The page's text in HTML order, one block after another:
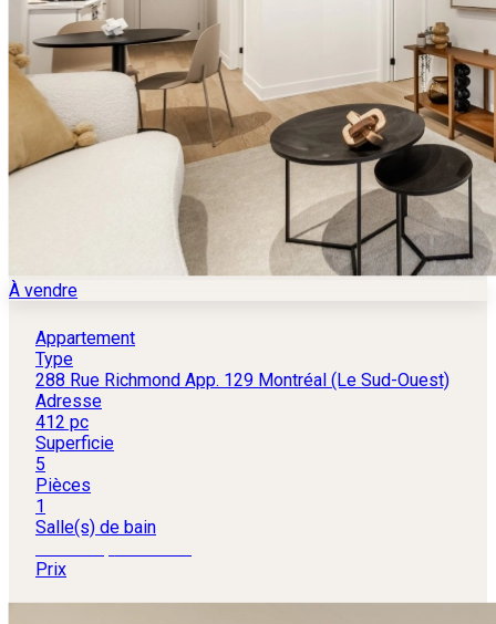
À vendre
Appartement
Type
288 Rue Richmond App. 129 Montréal (Le Sud-Ouest)
Adresse
412 pc
Superficie
5
Pièces
1
Salle(s) de bain
Prix